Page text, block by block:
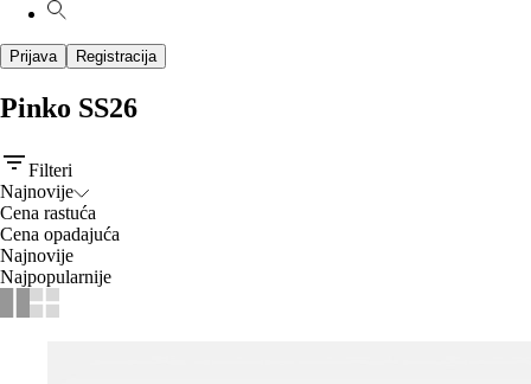
Prijava Registracija
Pinko SS26
Filteri
Najnovije
Cena rastuća
Cena opadajuća
Najnovije
Najpopularnije